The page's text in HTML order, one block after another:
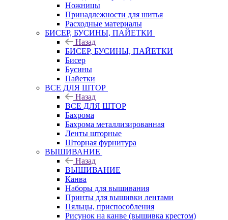
Ножницы
Принадлежности для шитья
Расходные материалы
БИСЕР, БУСИНЫ, ПАЙЕТКИ
Назад
БИСЕР, БУСИНЫ, ПАЙЕТКИ
Бисер
Бусины
Пайетки
ВСЕ ДЛЯ ШТОР
Назад
ВСЕ ДЛЯ ШТОР
Бахрома
Бахрома металлизированная
Ленты шторные
Шторная фурнитура
ВЫШИВАНИЕ
Назад
ВЫШИВАНИЕ
Канва
Наборы для вышивания
Принты для вышивки лентами
Пяльцы, приспособления
Рисунок на канве (вышивка крестом)